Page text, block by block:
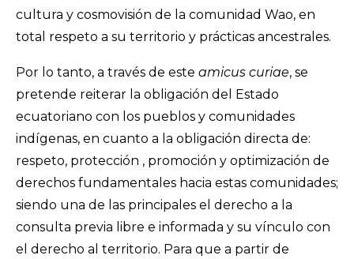
cultura y cosmovisión de la comunidad Wao, en
total respeto a su territorio y prácticas ancestrales.
Por lo tanto, a través de este amicus curiae, se
pretende reiterar la obligación del Estado
ecuatoriano con los pueblos y comunidades
indígenas, en cuanto a la obligación directa de:
respeto, protección , promoción y optimización de
derechos fundamentales hacia estas comunidades;
siendo una de las principales el derecho a la
consulta previa libre e informada y su vínculo con
el derecho al territorio. Para que a partir de